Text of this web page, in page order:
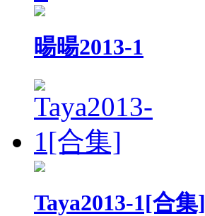
暘暘2013-1
Taya2013-1[合集]